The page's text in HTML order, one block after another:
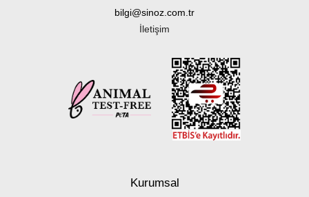
bilgi@sinoz.com.tr
İletişim
Kurumsal